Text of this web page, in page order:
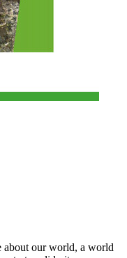
about our world, a world